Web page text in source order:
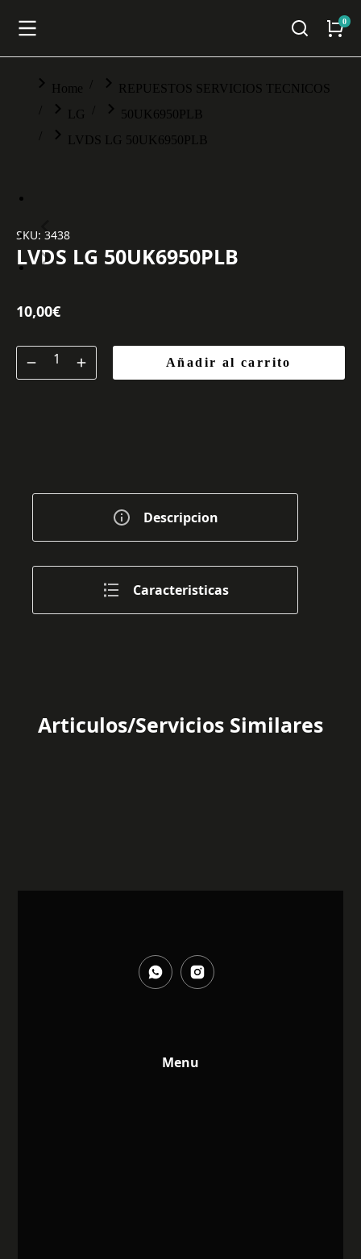
You are here:
Home
REPUESTOS SERVICIOS TECNICOS
LG
50UK6950PLB
LVDS LG 50UK6950PLB
SKU: 3438
LVDS LG 50UK6950PLB
10,00€
Añadir al carrito
Descripcion
Caracteristicas
Articulos/Servicios Similares
Menu